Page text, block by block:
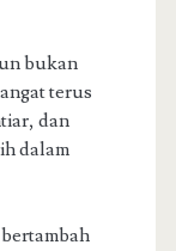
bukan
terus
dan
dalam